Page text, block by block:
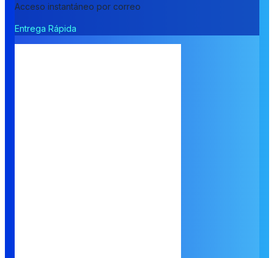
Acceso instantáneo por correo
Entrega Rápida